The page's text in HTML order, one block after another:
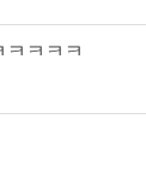
ㅋㅋㅋ